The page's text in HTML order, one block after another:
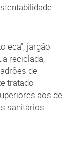
eca", jargão
reciclada,
de
tratado
aos de
sanitários